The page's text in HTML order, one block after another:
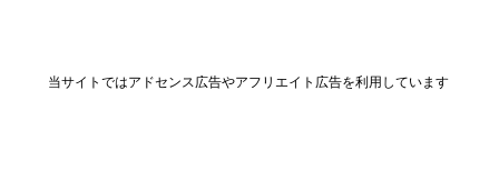
当サイトではアドセンス広告やアフリエイト広告を利用しています